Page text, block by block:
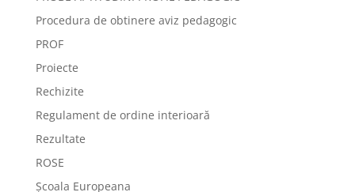
Procedura de obtinere aviz pedagogic
PROF
Proiecte
Rechizite
Regulament de ordine interioară
Rezultate
ROSE
Școala Europeana